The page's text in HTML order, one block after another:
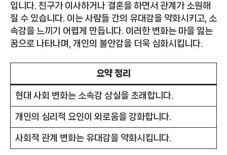
입니다. 친구가 이사하거나 결혼을 하면서 관계가 소원해
질 수 있습니다. 이는 사람들 간의 유대감을 약화시키고, 소
속감을 느끼기 어렵게 만듭니다. 이러한 변화는 마을 잃는
꿈으로 나타나며, 개인의 불안감을 더욱 심화시킵니다.
요약 정리
현대 사회 변화는 소속감 상실을 초래합니다.
개인의 심리적 요인이 외로움을 강화합니다.
사회적 관계 변화는 유대감을 약화시킵니다.